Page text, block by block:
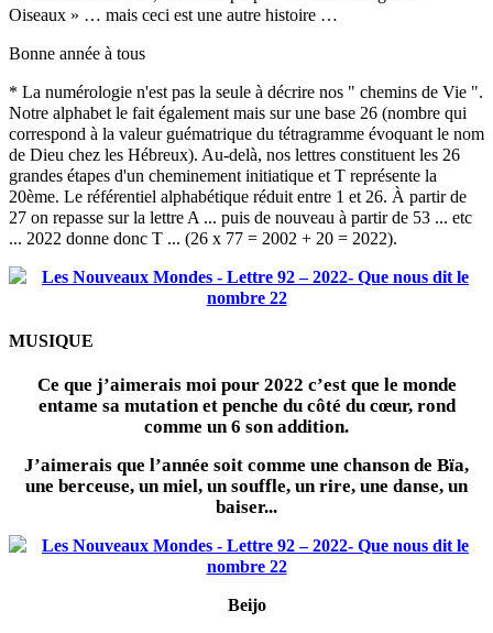
Oiseaux » … mais ceci est une autre histoire …
Bonne année à tous
* La numérologie n'est pas la seule à décrire nos " chemins de Vie ".
Notre alphabet le fait également mais sur une base 26 (nombre qui
correspond à la valeur guématrique du tétragramme évoquant le nom
de Dieu chez les Hébreux). Au-delà, nos lettres constituent les 26
grandes étapes d'un cheminement initiatique et T représente la
20ème. Le référentiel alphabétique réduit entre 1 et 26. À partir de
27 on repasse sur la lettre A ... puis de nouveau à partir de 53 ... etc
... 2022 donne donc T ... (26 x 77 = 2002 + 20 = 2022).
MUSIQUE
Ce que j’aimerais moi pour 2022 c’est que le monde
entame sa mutation et penche du côté du cœur, rond
comme un 6 son addition.
J’aimerais que l’année soit comme une chanson de Bïa,
une berceuse, un miel, un souffle, un rire, une danse, un
baiser...
Beijo